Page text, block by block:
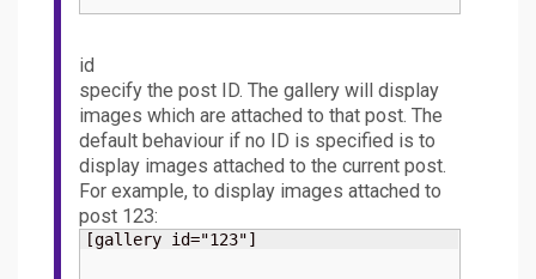
id
specify the post ID. The gallery will display
images which are attached to that post. The
default behaviour if no ID is specified is to
display images attached to the current post.
For example, to display images attached to
post 123:
[gallery id="123"]